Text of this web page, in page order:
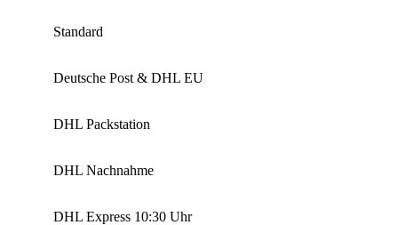
Standard
Deutsche Post & DHL EU
DHL Packstation
DHL Nachnahme
DHL Express 10:30 Uhr